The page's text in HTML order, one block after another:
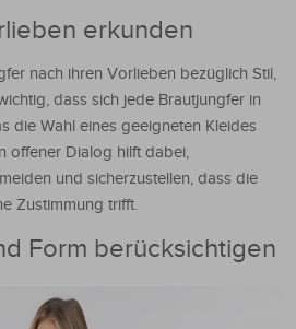
erkunden
nach ihren Vorlieben bezüglich Stil,
dass sich jede Brautjungfer in
die Wahl eines geeigneten Kleides
offener Dialog hilft dabei,
und sicherzustellen, dass die
Zustimmung trifft.
Form berücksichtigen